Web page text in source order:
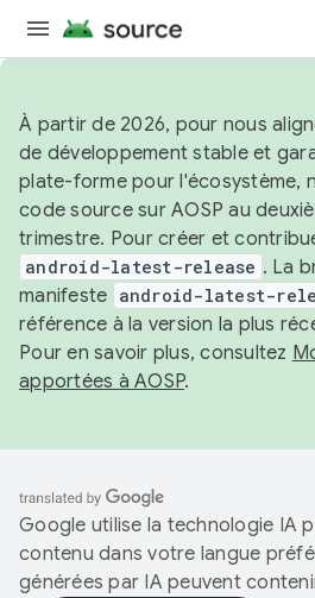
À partir de 2026, pour nous
de développement stable et
plate-forme pour l'écosystème,
code source sur AOSP au
trimestre. Pour créer et
android-latest-release . La
manifeste android-latest-
référence à la version la plus
Pour en savoir plus, consultez
apportées à AOSP.
Google utilise la technologie IA
contenu dans votre langue
générées par IA peuvent